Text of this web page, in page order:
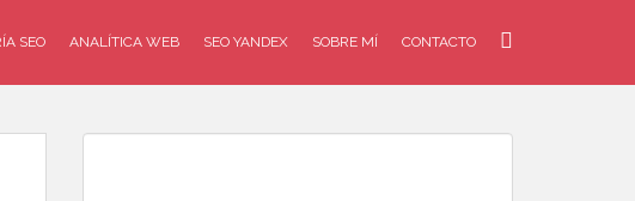
SEO ANALÍTICA WEB SEO YANDEX SOBRE MÍ CONTACTO